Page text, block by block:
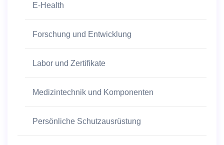
E-Health
Forschung und Entwicklung
Labor und Zertifikate
Medizintechnik und Komponenten
Persönliche Schutzausrüstung